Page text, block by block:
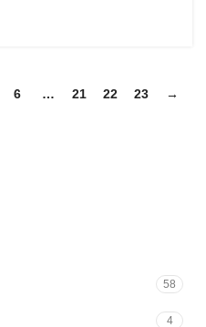
58
4
6 … 21 22 23 →